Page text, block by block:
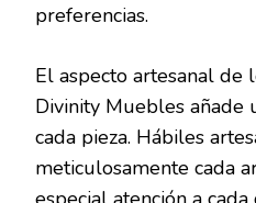
preferencias.
El aspecto artesanal de
Divinity Muebles añade
cada pieza. Hábiles
meticulosamente cada